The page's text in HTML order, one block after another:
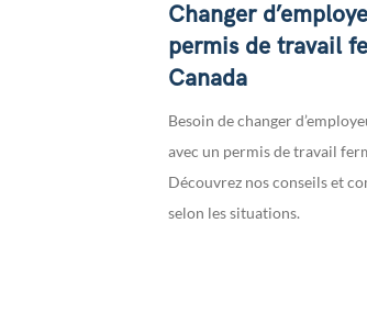
Changer
permis de travail
Canada
Besoin de changer
avec un permis de travail
Découvrez nos conseils et
selon les situations.